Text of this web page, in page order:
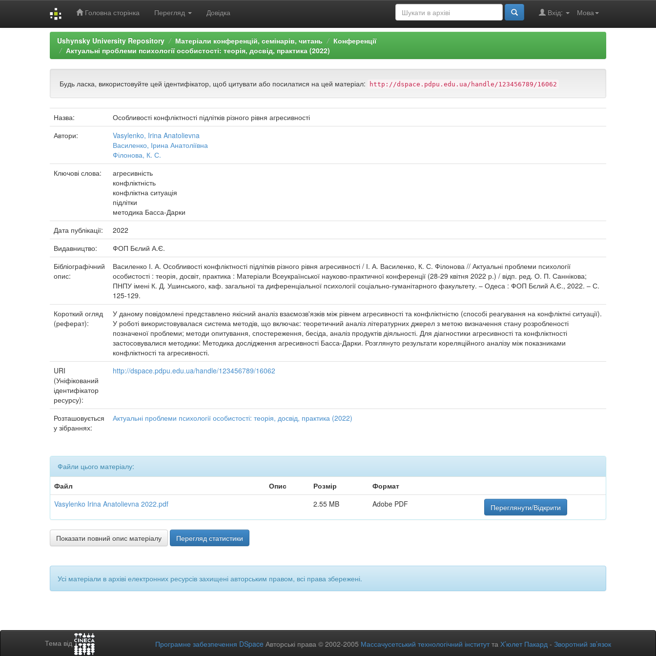
Головна сторінка Перегляд Довідка Мова
Вхід:
Ushynsky University Repository Матеріали конференцій, семінарів, читань
Конференції
Актуальні проблеми психології особистості: теорія, досвід, практика (2022)
Будь ласка, використовуйте цей ідентифікатор, щоб цитувати або посилатися на цей матеріал: http://dspace.pdpu.edu.ua/handle/123456789/16062
Назва:
Особливості конфліктності підлітків різного рівня агресивності
Автори:
Vasylenko, Irina Anatolievna
Василенко, Ірина Анатоліївна
Філонова, К. С.
Ключові слова:
агресивність
конфліктність
конфліктна ситуація
підлітки
методика Басса-Дарки
Дата публікації:
2022
Видавництво:
ФОП Бєлий А.Є.
Бібліографічний
опис:
Василенко І. А. Особливості конфліктності підлітків різного рівня агресивності / І. А. Василенко, К. С. Філонова // Актуальні проблеми психології
особистості : теорія, досвіт, практика : Матеріали Всеукраїнської науково-практичної конференції (28-29 квітня 2022 р.) / відп. ред. О. П. Саннікова;
ПНПУ імені К. Д. Ушинського, каф. загальної та диференціальної психології соціально-гуманітарного факультету. – Одеса : ФОП Бєлий А.Є., 2022. – С.
125-129.
Короткий огляд
(реферат):
У даному повідомлені представлено якісний аналіз взаємозв'язків між рівнем агресивності та конфліктністю (способі реагування на конфліктні ситуації).
У роботі використовувалася система методів, що включає: теоретичний аналіз літературних джерел з метою визначення стану розробленості
позначеної проблеми; методи опитування, спостереження, бесіда, аналіз продуктів діяльності. Для діагностики агресивності та конфліктності
застосовувалися методики: Методика дослідження агресивності Басса-Дарки. Розглянуто результати кореляційного аналізу між показниками
конфліктності та агресивності.
URI
(Уніфікований
ідентифікатор
ресурсу):
http://dspace.pdpu.edu.ua/handle/123456789/16062
Розташовується
у зібраннях:
Актуальні проблеми психології особистості: теорія, досвід, практика (2022)
Файли цього матеріалу:
Файл
Опис Розмір
Формат
Vasylenko Irina Anatolievna 2022.pdf
2.55 MB Adobe PDF Переглянути/Відкрити
Показати повний опис матеріалу Перегляд статистики
Усі матеріали в архіві електронних ресурсів захищені авторським правом, всі права збережені.
Тема від Програмне забезпечення DSpace Авторські права © 2002-2005 Массачусетський технологічний інститутта Х’юлет Пакард - Зворотний зв’язок